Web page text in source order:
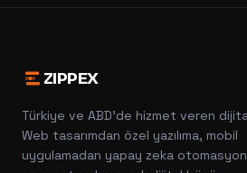
ZIPPEX
Türkiye ve ABD'de hizmet veren
Web tasarımdan özel yazılıma, mobil
uygulamadan yapay zeka